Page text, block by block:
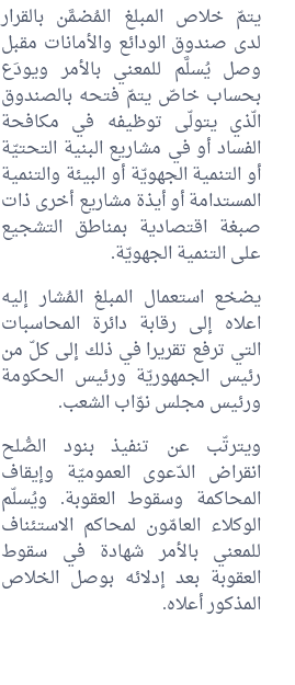
يتمّ خلاص المبلغ المُضمَّن بالقرار
لدى صندوق الودائع والأمانات مقبل
وصل يُسلَّم للمعني بالأمر ويودَع
بحساب خاصّ يتمّ فتحه بالصندوق
الّذي يتولّى توظيفه في مكافحة
الفساد أو في مشاريع البنية التحتيّة
أو التنمية الجهويّة أو البيئة والتنمية
المستدامة أو أيذة مشاريع أخرى ذات
صبغة اقتصادية بمناطق التشجيع
على التنمية الجهويّة.
يضخع استعمال المبلغ المُشار إليه
اعلاه إلى رقابة دائرة المحاسبات
التي ترفع تقريرا في ذلك إلى كلّ من
رئيس الجمهوريّة ورئيس الحكومة
ورئيس مجلس نوّاب الشعب.
ويترتّب عن تنفيذ بنود الصُّلح
انقراض الدّعوى العموميّة وإيقاف
المحاكمة وسقوط العقوبة. ويُسلّم
الوكلاء العامّون لمحاكم الاستئناف
للمعني بالأمر شهادة في سقوط
العقوبة بعد إدلائه بوصل الخلاص
المذكور أعلاه.